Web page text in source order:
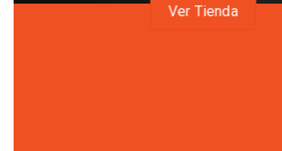
Ver Tienda